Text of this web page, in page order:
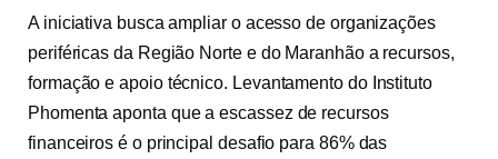
A iniciativa busca ampliar o acesso de organizações
periféricas da Região Norte e do Maranhão a recursos,
formação e apoio técnico. Levantamento do Instituto
Phomenta aponta que a escassez de recursos
financeiros é o principal desafio para 86% das